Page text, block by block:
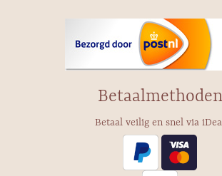
Betaalmethoden
Betaal veilig en snel via